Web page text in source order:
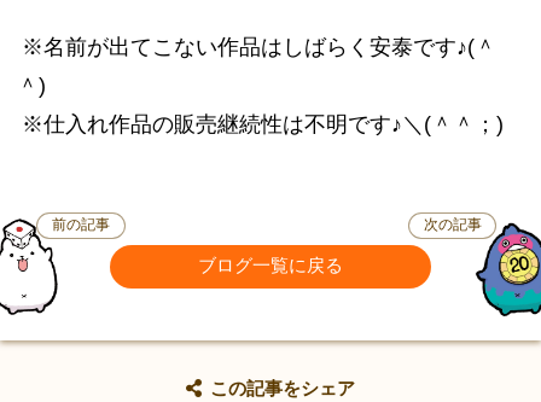
※名前が出てこない作品はしばらく安泰です♪(＾
＾)
※仕入れ作品の販売継続性は不明です♪＼(＾＾；)
前の記事
ブログ一覧に戻る
次の記事
この記事をシェア